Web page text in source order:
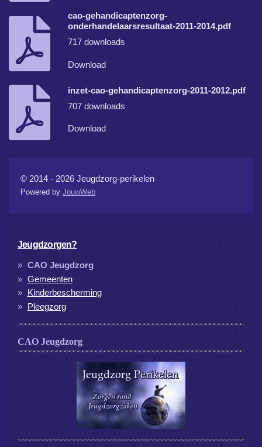
cao-gehandicaptenzorg-
onderhandelaarsresultaat-2011-2014.pdf
717 downloads
Download
inzet-cao-gehandicaptenzorg-2011-2012.pdf
707 downloads
Download
© 2014 - 2026 Jeugdzorg-perikelen
Powered by JouwWeb
Jeugdzorgen?
CAO Jeugdzorg
Gemeenten
Kinderbescherming
Pleegzorg
CAO Jeugdzorg